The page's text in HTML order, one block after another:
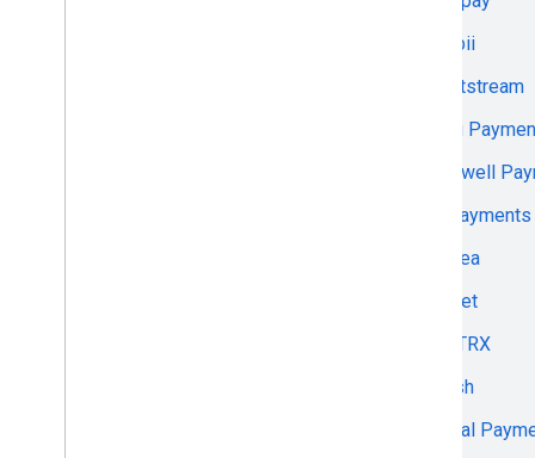
Frisbii
Frontstream
Fung
Gatewell
GBPayments
geidea
Getnet
GETTRX
Gkash
Global